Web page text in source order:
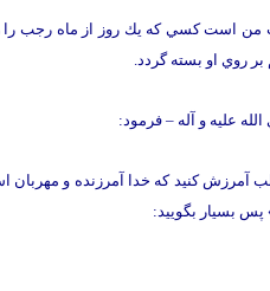
است كسي كه يك روز از ماه رجب
روي او بسته گردد.
عليه و آله – فرمود:
آمرزش كنيد كه خدا آمرزنده و
بسيار بگوييد: